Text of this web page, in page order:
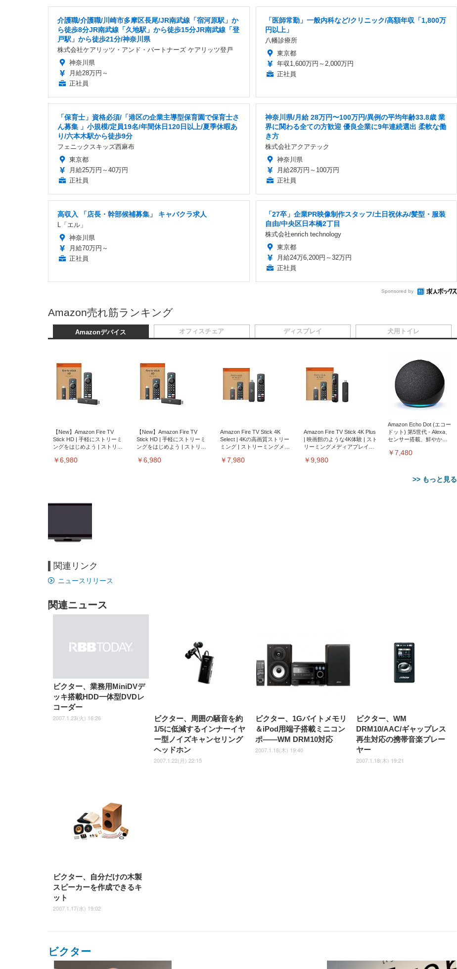
介護職/介護職/川崎市多摩区長尾/JR南武線「宿河原駅」か
ら徒歩8分JR南武線「久地駅」から徒歩15分JR南武線「登
戸駅」から徒歩21分/神奈川県
株式会社ケアリッツ・アンド・パートナーズ ケアリッツ登戸
神奈川県
月給28万円～
正社員
「医師常勤」一般内科など/クリニック/高額年収「1,800万
円以上」
八幡診療所
東京都
年収1,600万円～2,000万円
正社員
「保育士」資格必須/「港区の企業主導型保育園で保育士さ
ん募集 」小規模/定員19名/年間休日120日以上/夏季休暇あ
り/六本木駅から徒歩9分
フェニックスキッズ西麻布
東京都
月給25万円～40万円
正社員
神奈川県/月給 28万円〜100万円/異例の平均年齢33.8歳 業
界に関わる全ての方歓迎 優良企業に9年連続選出 柔軟な働
き方
株式会社アクアテック
神奈川県
月給28万円～100万円
正社員
高収入 「店長・幹部候補募集」 キャバクラ求人
L「エル」
神奈川県
月給70万円～
正社員
「27卒」企業PR映像制作スタッフ/土日祝休み/髪型・服装
自由/中央区日本橋2丁目
株式会社enrich technology
東京都
月給24万6,200円～32万円
正社員
Sponsored by
Amazon売れ筋ランキング
Amazonデバイス
【New】Amazon Fire TV
Stick HD | 手軽にストリーミ
ングをはじめよう | ストリー
￥6,980
【New】Amazon Fire TV
Stick HD | 手軽にストリーミ
ングをはじめよう | ストリー
￥6,980
Amazon Fire TV Stick 4K
Select | 4Kの高画質ストリー
ミング | ストリーミングメデ
￥7,980
Amazon Fire TV Stick 4K Plus
| 映画館のような4K体験 | スト
リーミングメディアプレイヤ
￥9,980
Amazon Echo Dot (エコー
ドット) 第5世代 - Alexa、
センサー搭載、鮮やかな
￥7,480
>> もっと見る
オフィスチェア
[EdoErgo] オフィスチェア 椅
子 テレワーク 疲れない 跳ね
ト 約105度ロッキング pc 事務
椅子 360度回転 座面昇降 強化
ナイロン樹脂ベース 通気性メ
￥5,699
しゃれ パソコンチェア (ブラ
ゃれ パソコンチェア (ホワイ
ディスプレイ
EIZO ビジネス向けプレミア
ムモニター | FlexScan
ト
￥105,595
犬用トイレ
Amazonベーシック ペットシ
ーツ 薄型 レギュラー 1回使い
￥3,373
関連リンク
ニュースリリース
関連ニュース
ビクター、業務用MiniDVデ
ッキ搭載HDD一体型DVDレ
コーダー
2007.1.23(火) 16:26
ビクター、周囲の騒音を約
1/5に低減するインナーイヤ
ー型ノイズキャンセリング
ヘッドホン
2007.1.22(月) 22:15
ビクター、1Gバイトメモリ
＆iPod用端子搭載ミニコン
ポ——WM DRM10対応
2007.1.18(木) 19:40
ビクター、WM
DRM10/AAC/ギャップレス
再生対応の携帯音楽プレー
ヤー
2007.1.18(木) 19:21
ビクター、自分だけの木製
スピーカーを作成できるキ
ット
2007.1.17(水) 19:02
ビクター